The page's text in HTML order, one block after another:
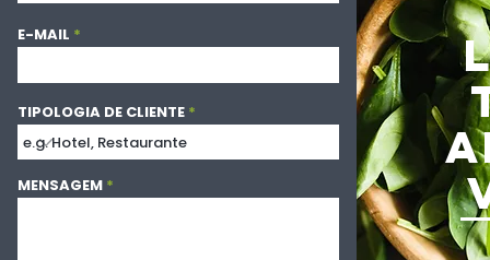
E-MAIL
TIPOLOGIA DE CLIENTE
MENSAGEM